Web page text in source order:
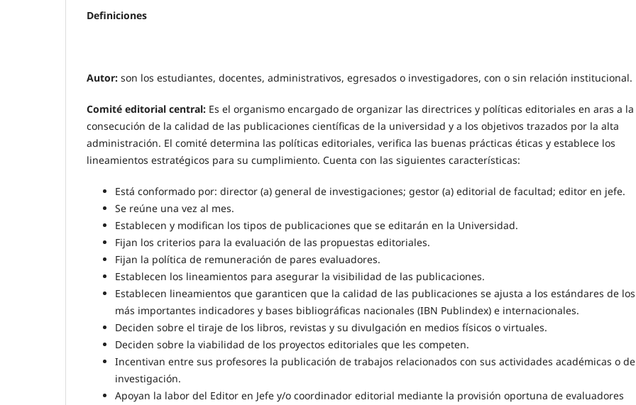
Definiciones
Autor: son los estudiantes, docentes, administrativos, egresados o investigadores, con o sin relación institucional.
Comité editorial central: Es el organismo encargado de organizar las directrices y políticas editoriales en aras a la
consecución de la calidad de las publicaciones científicas de la universidad y a los objetivos trazados por la alta
administración. El comité determina las políticas editoriales, verifica las buenas prácticas éticas y establece los
lineamientos estratégicos para su cumplimiento. Cuenta con las siguientes características:
Está conformado por: director (a) general de investigaciones; gestor (a) editorial de facultad; editor en jefe.
Se reúne una vez al mes.
Establecen y modifican los tipos de publicaciones que se editarán en la Universidad.
Fijan los criterios para la evaluación de las propuestas editoriales.
Fijan la política de remuneración de pares evaluadores.
Establecen los lineamientos para asegurar la visibilidad de las publicaciones.
Establecen lineamientos que garanticen que la calidad de las publicaciones se ajusta a los estándares de los
más importantes indicadores y bases bibliográficas nacionales (IBN Publindex) e internacionales.
Deciden sobre el tiraje de los libros, revistas y su divulgación en medios físicos o virtuales.
Deciden sobre la viabilidad de los proyectos editoriales que les competen.
Incentivan entre sus profesores la publicación de trabajos relacionados con sus actividades académicas o de
investigación.
Apoyan la labor del Editor en Jefe y/o coordinador editorial mediante la provisión oportuna de evaluadores